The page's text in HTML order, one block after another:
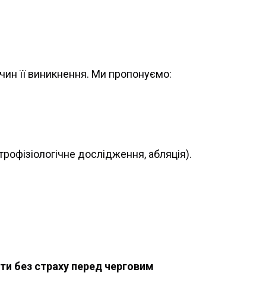
її виникнення. Ми пропонуємо:
дослідження, абляція).
без страху перед черговим